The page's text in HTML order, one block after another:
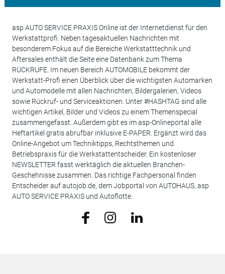
asp AUTO SERVICE PRAXIS Online ist der Internetdienst für den
Werkstattprofi. Neben tagesaktuellen Nachrichten mit
besonderem Fokus auf die Bereiche Werkstatttechnik und
Aftersales enthält die Seite eine Datenbank zum Thema
RÜCKRUFE. Im neuen Bereich AUTOMOBILE bekommt der
Werkstatt-Profi einen Überblick über die wichtigsten Automarken
und Automodelle mit allen Nachrichten, Bildergalerien, Videos
sowie Rückruf- und Serviceaktionen. Unter #HASHTAG sind alle
wichtigen Artikel, Bilder und Videos zu einem Themenspecial
zusammengefasst. Außerdem gibt es im asp-Onlineportal alle
Heftartikel gratis abrufbar inklusive E-PAPER. Ergänzt wird das
Online-Angebot um Techniktipps, Rechtsthemen und
Betriebspraxis für die Werkstattentscheider. Ein kostenloser
NEWSLETTER fasst werktäglich die aktuellen Branchen-
Geschehnisse zusammen. Das richtige Fachpersonal finden
Entscheider auf autojob.de, dem Jobportal von AUTOHAUS, asp
AUTO SERVICE PRAXIS und Autoflotte.